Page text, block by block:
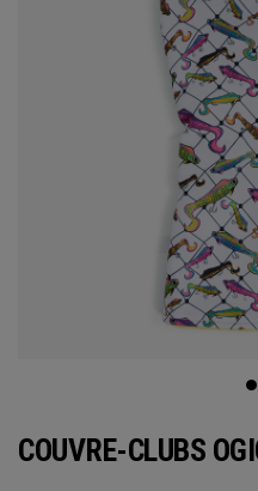
COUVRE-CLUBS